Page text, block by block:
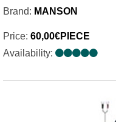
Brand: MANSON
Price: 60,00€PIECE
Availability: